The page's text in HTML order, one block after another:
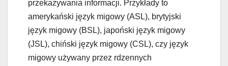
przekazywania informacji. Przykłady to
amerykański język migowy (ASL), brytyjski
język migowy (BSL), japoński język migowy
(JSL), chiński język migowy (CSL), czy język
migowy używany przez rdzennych